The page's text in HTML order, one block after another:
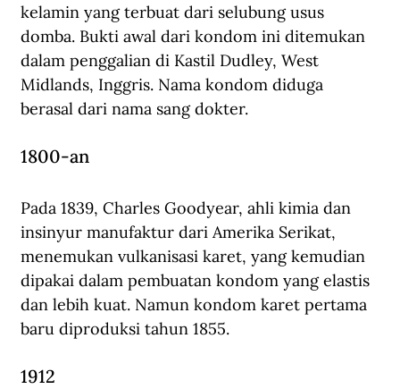
kelamin yang terbuat dari selubung usus
domba. Bukti awal dari kondom ini ditemukan
dalam penggalian di Kastil Dudley, West
Midlands, Inggris. Nama kondom diduga
berasal dari nama sang dokter.
1800-an
Pada 1839, Charles Goodyear, ahli kimia dan
insinyur manufaktur dari Amerika Serikat,
menemukan vulkanisasi karet, yang kemudian
dipakai dalam pembuatan kondom yang elastis
dan lebih kuat. Namun kondom karet pertama
baru diproduksi tahun 1855.
1912